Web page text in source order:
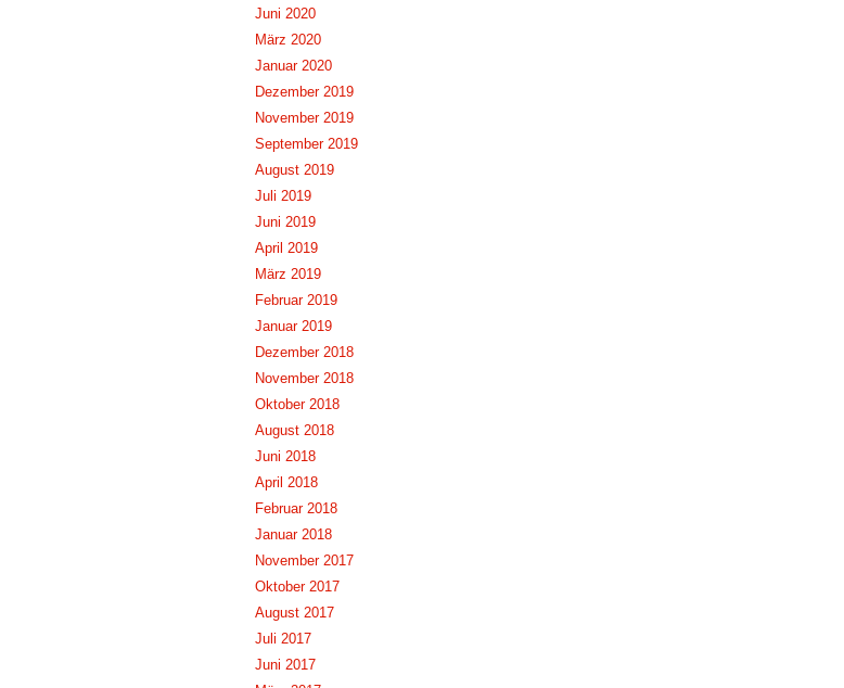
Juni 2020
März 2020
Januar 2020
Dezember 2019
November 2019
September 2019
August 2019
Juli 2019
Juni 2019
April 2019
März 2019
Februar 2019
Januar 2019
Dezember 2018
November 2018
Oktober 2018
August 2018
Juni 2018
April 2018
Februar 2018
Januar 2018
November 2017
Oktober 2017
August 2017
Juli 2017
Juni 2017